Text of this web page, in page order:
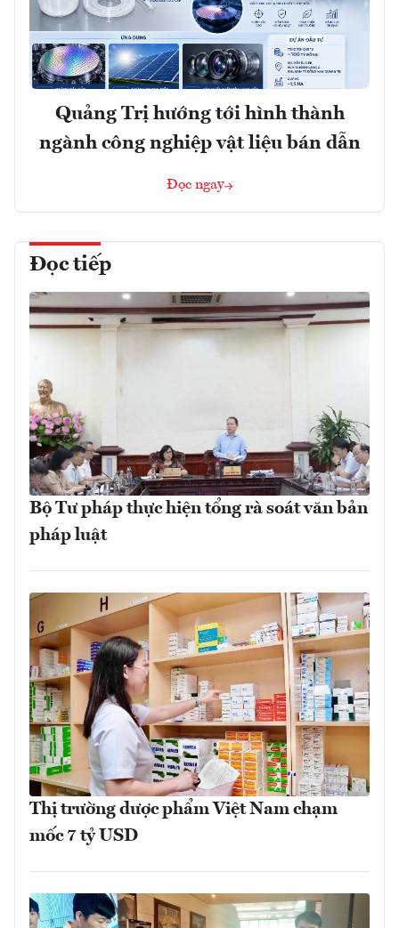
Quảng Trị hướng tới hình thành
ngành công nghiệp vật liệu bán dẫn
Đọc ngay
Đọc tiếp
Bộ Tư pháp thực hiện tổng rà soát văn bản
pháp luật
Thị trường dược phẩm Việt Nam chạm
mốc 7 tỷ USD